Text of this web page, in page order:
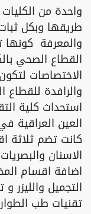
واحدة من
طريقها وبكل ثبات
والمعرفة
القطاع الصحي
الاختصاصات
والرافدة
استحداث كلية
كانت تضم ثلاثة
الاسنان
اضافة اقسام
التجميل والليزر
تقنيات طب